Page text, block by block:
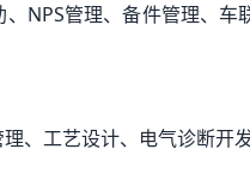
、NPS管理、备件管理、
理、工艺设计、电气诊断